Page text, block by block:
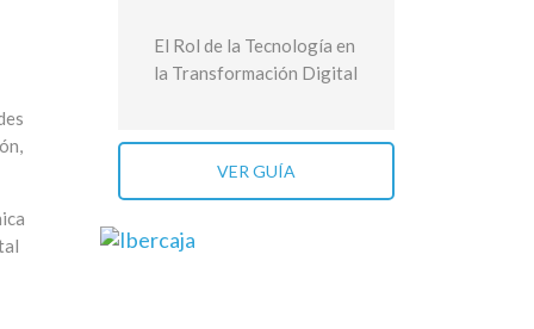
El Rol de la Tecnología en
la Transformación Digital
VER GUÍA